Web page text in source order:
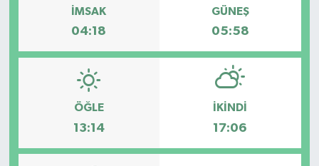
İMSAK
04:18
GÜNEŞ
05:58
ÖĞLE
13:14
İKINDI
17:06